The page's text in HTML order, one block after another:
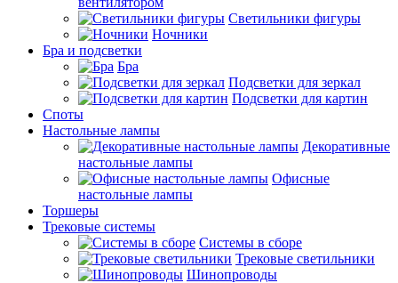
Светильники фигуры
Ночники
Бра и подсветки
Бра
Подсветки для зеркал
Подсветки для картин
Споты
Настольные лампы
Декоративные
настольные лампы
Офисные
настольные лампы
Торшеры
Трековые системы
Системы в сборе
Трековые светильники
Шинопроводы